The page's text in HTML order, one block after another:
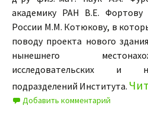
академику РАН В.Е.
России М.М. Котюкову, в
поводу проекта нового
нынешнего
исследовательских и
подразделений Института.
Добавить комментарий